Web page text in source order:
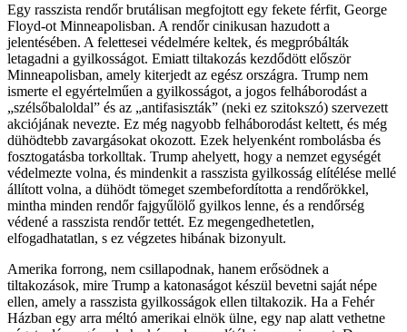
Egy rasszista rendőr brutálisan megfojtott egy fekete férfit, George
Floyd-ot Minneapolisban. A rendőr cinikusan hazudott a
jelentésében. A felettesei védelmére keltek, és megpróbálták
letagadni a gyilkosságot. Emiatt tiltakozás kezdődött először
Minneapolisban, amely kiterjedt az egész országra. Trump nem
ismerte el egyértelműen a gyilkosságot, a jogos felháborodást a
„szélsőbaloldal” és az „antifasiszták” (neki ez szitokszó) szervezett
akciójának nevezte. Ez még nagyobb felháborodást keltett, és még
dühödtebb zavargásokat okozott. Ezek helyenként rombolásba és
fosztogatásba torkolltak. Trump ahelyett, hogy a nemzet egységét
védelmezte volna, és mindenkit a rasszista gyilkosság elítélése mellé
állított volna, a dühödt tömeget szembefordította a rendőrökkel,
mintha minden rendőr fajgyűlölő gyilkos lenne, és a rendőrség
védené a rasszista rendőr tettét. Ez megengedhetetlen,
elfogadhatatlan, s ez végzetes hibának bizonyult.
Amerika forrong, nem csillapodnak, hanem erősödnek a
tiltakozások, mire Trump a katonaságot készül bevetni saját népe
ellen, amely a rasszista gyilkosságok ellen tiltakozik. Ha a Fehér
Házban egy arra méltó amerikai elnök ülne, egy nap alatt vethetne